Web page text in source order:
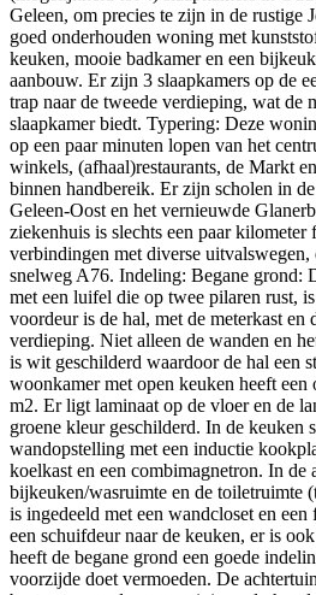
Geleen, om precies te zijn in de rustige
goed onderhouden woning met
keuken, mooie badkamer en een
aanbouw. Er zijn 3 slaapkamers op de
trap naar de tweede verdieping, wat de
slaapkamer biedt. Typering: Deze
op een paar minuten lopen van het
winkels, (afhaal)restaurants, de Markt
binnen handbereik. Er zijn scholen in
Geleen-Oost en het vernieuwde
ziekenhuis is slechts een paar kilometer
verbindingen met diverse
snelweg A76. Indeling: Begane grond:
met een luifel die op twee pilaren rust,
voordeur is de hal, met de meterkast en
verdieping. Niet alleen de wanden en
is wit geschilderd waardoor de hal een
woonkamer met open keuken heeft een
m2. Er ligt laminaat op de vloer en de
groene kleur geschilderd. In de keuken
wandopstelling met een inductie
koelkast en een combimagnetron. In de
bijkeuken/wasruimte en de toiletruimte
is ingedeeld met een wandcloset en
een schuifdeur naar de keuken, er is
heeft de begane grond een goede
voorzijde doet vermoeden. De